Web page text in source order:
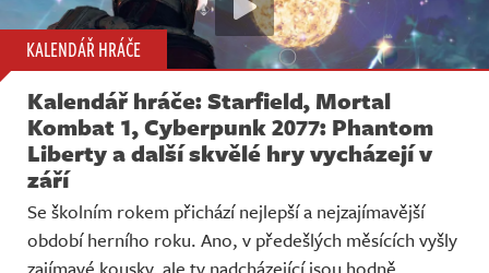
KALENDÁŘ HRÁČE
Kalendář hráče: Starfield, Mortal
Kombat 1, Cyberpunk 2077: Phantom
Liberty a další skvělé hry vycházejí v
září
Se školním rokem přichází nejlepší a nejzajímavější
období herního roku. Ano, v předešlých měsících vyšly